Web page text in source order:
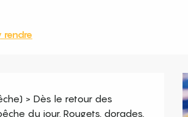
rendre
> Dès le retour des
du jour. Rougets, dorades,